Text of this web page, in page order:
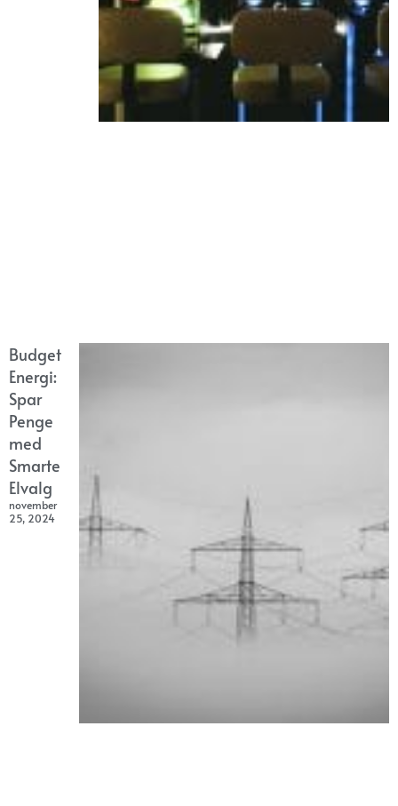
Budget
Energi:
Spar
Penge
med
Smarte
Elvalg
november
25, 2024